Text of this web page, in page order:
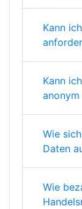
Kann
Kann
Wie
Daten
Wie